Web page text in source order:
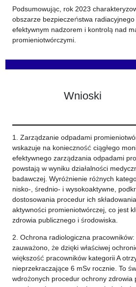
Podsumowując, rok 2023
obszarze bezpieczeństwa
efektywnym nadzorem i kontrolą nad
promieniotwórczymi.
Wnioski
1. Zarządzanie odpadami
wskazuje na konieczność ciągłego
efektywnego zarządzania odpadami
powstają w wyniku działalności
badawczej. Wyróżnienie różnych
nisko-, średnio- i wysokoaktywne,
dostosowania procedur ich
aktywności promieniotwórczej, co jest
zdrowia publicznego i środowiska.
2. Ochrona radiologiczna
zauważono, że dzięki właściwej
większość pracowników kategorii A
nieprzekraczające 6 mSv rocznie. To
wdrożonych procedur ochrony zdrowia